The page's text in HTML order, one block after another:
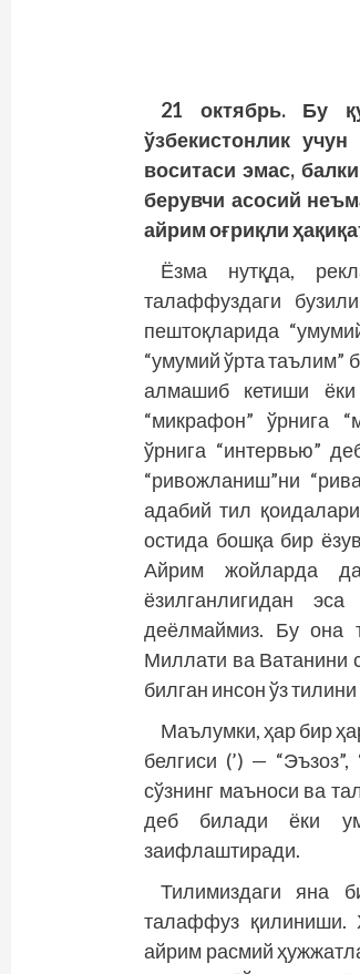
21 октябрь. Бу
ўзбекистонлик
воситаси эмас,
берувчи асосий
айрим оғриқли
Ёзма нутқда,
талаффуздаги
пештоқларида
“умумий ўрта
алмашиб кетиши
“микрафон” ўрнига
ўрнига “интервью”
“ривожланиш”ни
адабий тил
остида бошқа бир
Айрим жойларда
ёзилганлигидан
деёлмаймиз. Бу она
Миллати ва Ватанини
билган инсон ўз
Маълумки, ҳар бир
белгиси (’) — “Эъзоз”,
сўзнинг маъноси ва
деб билади ёки
заифлаштиради.
Тилимиздаги яна
талаффуз қилиниши.
айрим расмий